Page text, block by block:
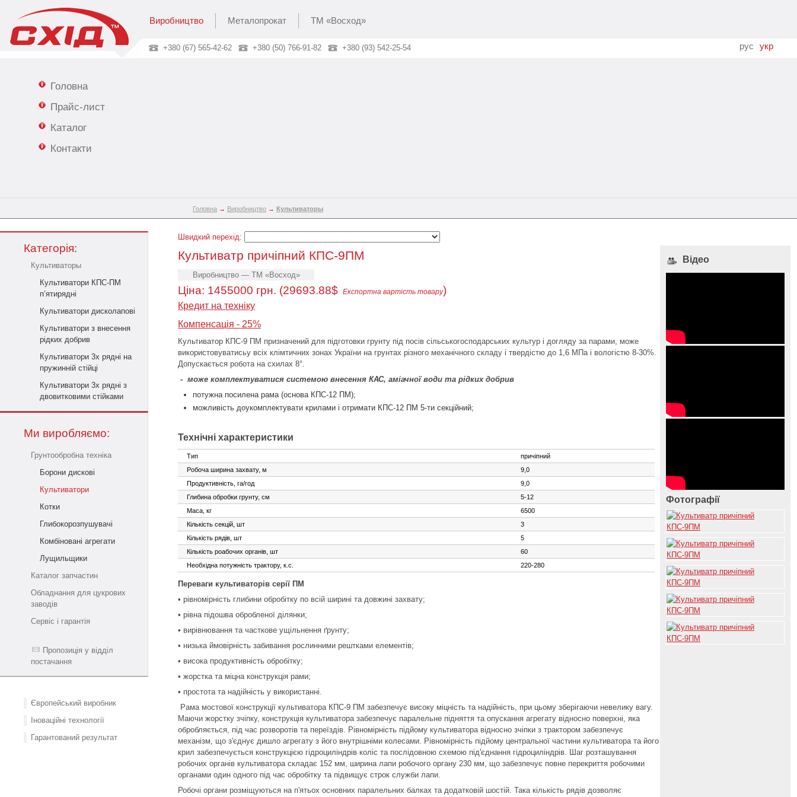
Виробництво Металопрокат ТМ «Восход»
рус укр
+380 (67) 565-42-62 +380 (50) 766-91-82 +380 (93) 542-25-54
Головна
Прайс-лист
Каталог
Контакти
Головна → Виробництво → Культиваторы
Категорія:
Культиваторы
Культиватори КПС-ПМ
п’ятирядні
Культиватори дисколапові
Культиватори з внесення
рідких добрив
Культиватори 3х рядні на
пружинній стійці
Культиватори 3х рядні з
двовитковими стійками
Ми виробляємо:
Грунтообробна техніка
Борони дискові
Культиватори
Котки
Глибокорозпушувачі
Комбіновані агрегати
Лущильщики
Каталог запчастин
Обладнання для цукрових
заводів
Сервіс і гарантія
Пропозиція у відділ
постачання
Європейський виробник
Іноваційні технології
Гарантований результат
Швидкий перехід:
Культиватр причіпний КПС-9ПМ
Виробництво — ТМ «Восход»
Ціна: 1455000 грн. (29693.88$ Експортна вартість товару)
Кредит на техніку
Компенсація - 25%
Культиватор КПС-9 ПМ призначений для підготовки грунту під посів сільськогосподарських культур і догляду за парами, може
використовуватисьу всіх клімтичних зонах України на грунтах різного механічного складу і твердістю до 1,6 МПа і вологістю 8-30%.
Допускається робота на схилах 8°.
- може комплектуватися системою внесення КАС, аміачної води та рідких добрив
потужна посилена рама (основа КПС-12 ПМ);
можливість доукомплектувати крилами і отримати КПС-12 ПМ 5-ти секційний;
Технічні характеристики
Тип
причіпний
Робоча ширина захвату, м
9,0
Продуктивність, га/год
9,0
Глибина обробки грунту, см
5-12
Маса, кг
6500
Кількість секцій, шт
3
Кількість рядів, шт
5
Кількість роабочих органів, шт
60
Необхідна потужність трактору, к.с.
220-280
Переваги культиваторів серії ПМ
• рівномірність глибини обробітку по всій ширині та довжині захвату;
• рівна підошва обробленої ділянки;
• вирівнювання та часткове ущільнення ґрунту;
• низька ймовірність забивання рослинними рештками елементів;
• висока продуктивність обробітку;
• жорстка та міцна конструкція рами;
• простота та надійність у використанні.
Рама мостової конструкції культиватора КПС-9 ПМ забезпечує високу міцність та надійність, при цьому зберігаючи невелику вагу.
Маючи жорстку зчіпку, конструкція культиватора забезпечує паралельне підняття та опускання агрегату відносно поверхні, яка
обробляється, під час розворотів та переїздів. Рівномірність підйому культиватора відносно зчіпки з трактором забезпечує
механізм, що з'єднує дишло агрегату з його внутрішніми колесами. Рівномірність підйому центральної частини культиватора та його
крил забезпечується конструкцією гідроциліндрів коліс та послідовною схемою під'єднання гідроциліндрів. Шаг розташування
робочих органів культиватора складає 152 мм, ширина лапи робочого органу 230 мм, що забезпечує повне перекриття робочими
органами один одного під час обробітку та підвищує строк служби лапи.
Робочі органи розміщуються на п'ятьох основних паралельних балках та додатковій шостій. Така кількість рядів дозволяє
Відео
Фотографії